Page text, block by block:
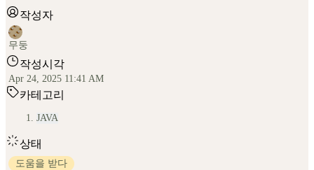
작성자
무둥
작성시각
Apr 24, 2025 11:41 AM
카테고리
JAVA
상태
도움을 받다